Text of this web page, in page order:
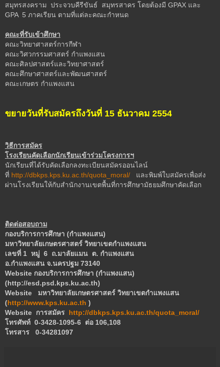
สมุทรสงคราม ประจวบคีรีขันธ์ สมุทรสาคร โดยต้องมี GPAX และ
GPA 5 ภาคเรียน ตามที่แต่ละคณะกำหนด
คณะที่รับเข้าศึกษา
คณะวิทยาศาสตร์การกีฬา
คณะวิศวกรรมศาสตร์ กำแพงแสน
คณะศิลปศาสตร์และวิทยาศาสตร์
คณะศึกษาศาสตร์และพัฒนศาสตร์
คณะเกษตร กำแพงแสน
ขยายวันที่รับสมัครถึงวันที่ 15 ธันวาคม 2554
วิธีการสมัคร
โรงเรียนคัดเลือกนักเรียนเข้าร่วมโครงการฯ
นักเรียนที่ได้รับคัดเลือกลงทะเบียนสมัครออนไลน์
ที่ http://dbkps.kps.ku.ac.th/quota_moral/ และพิมพ์ใบสมัครเพื่อส่ง
ผ่านโรงเรียนให้กับสำนักงานเขตพื้นที่การศึกษามัธยมศึกษาคัดเลือก
ติดต่อสอบถาม
กองบริการการศึกษา (กำแพงแสน)
มหาวิทยาลัยเกษตรศาสตร์ วิทยาเขตกำแพงแสน
เลขที่ 1 หมู่ 6 ถ.มาลัยแมน ต. กำแพงแสน
อ.กำแพงแสน จ.นครปฐม 73140
Website กองบริการการศึกษา (กำแพงแสน)
(http://esd.psd.kps.ku.ac.th)
Website มหาวิทยาลัยเกษตรศาสตร์ วิทยาเขตกำแพงแสน
(http://www.kps.ku.ac.th )
Website การสมัคร http://dbkps.kps.ku.ac.th/quota_moral/
โทรศัพท์ 0-3428-1095-6 ต่อ 106,108
โทรสาร 0-34281097